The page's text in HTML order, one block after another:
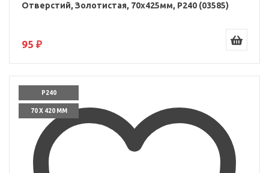
Отверстий, Золотистая, 70x425мм, P240 (03585)
95 ₽
P240
70 X 420 ММ